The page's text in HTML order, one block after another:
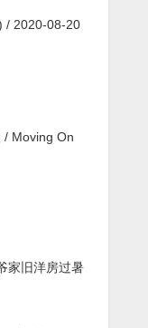
/ 2020-08-20
/ Moving On
家旧洋房过暑